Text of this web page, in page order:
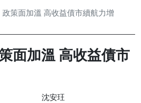
策面加溫 高收益債市續航力增
面加溫 高收益債市
沈安玨